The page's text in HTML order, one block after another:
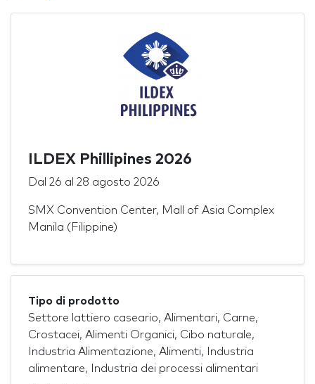
ILDEX Phillipines 2026
Dal 26 al 28 agosto 2026
SMX Convention Center, Mall of Asia Complex
Manila (Filippine)
Tipo di prodotto
Settore lattiero caseario, Alimentari, Carne,
Crostacei, Alimenti Organici, Cibo naturale,
Industria Alimentazione, Alimenti, Industria
alimentare, Industria dei processi alimentari